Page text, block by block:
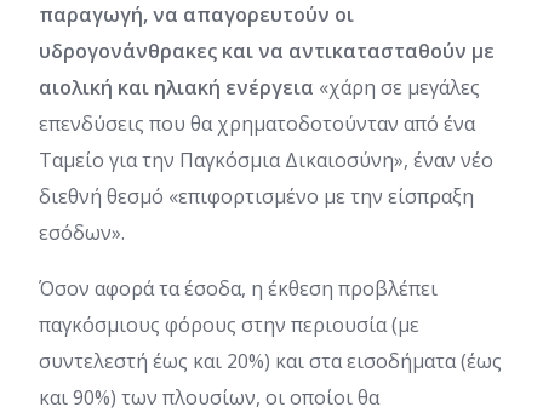
παραγωγή, να απαγορευτούν οι
υδρογονάνθρακες και να αντικατασταθούν με
αιολική και ηλιακή ενέργεια «χάρη σε μεγάλες
επενδύσεις που θα χρηματοδοτούνταν από ένα
Ταμείο για την Παγκόσμια Δικαιοσύνη», έναν νέο
διεθνή θεσμό «επιφορτισμένο με την είσπραξη
εσόδων».
Όσον αφορά τα έσοδα, η έκθεση προβλέπει
παγκόσμιους φόρους στην περιουσία (με
συντελεστή έως και 20%) και στα εισοδήματα (έως
και 90%) των πλουσίων, οι οποίοι θα